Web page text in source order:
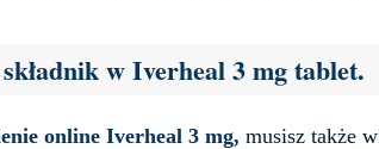
w Iverheal 3 mg tablet.
online Iverheal 3 mg, musisz także